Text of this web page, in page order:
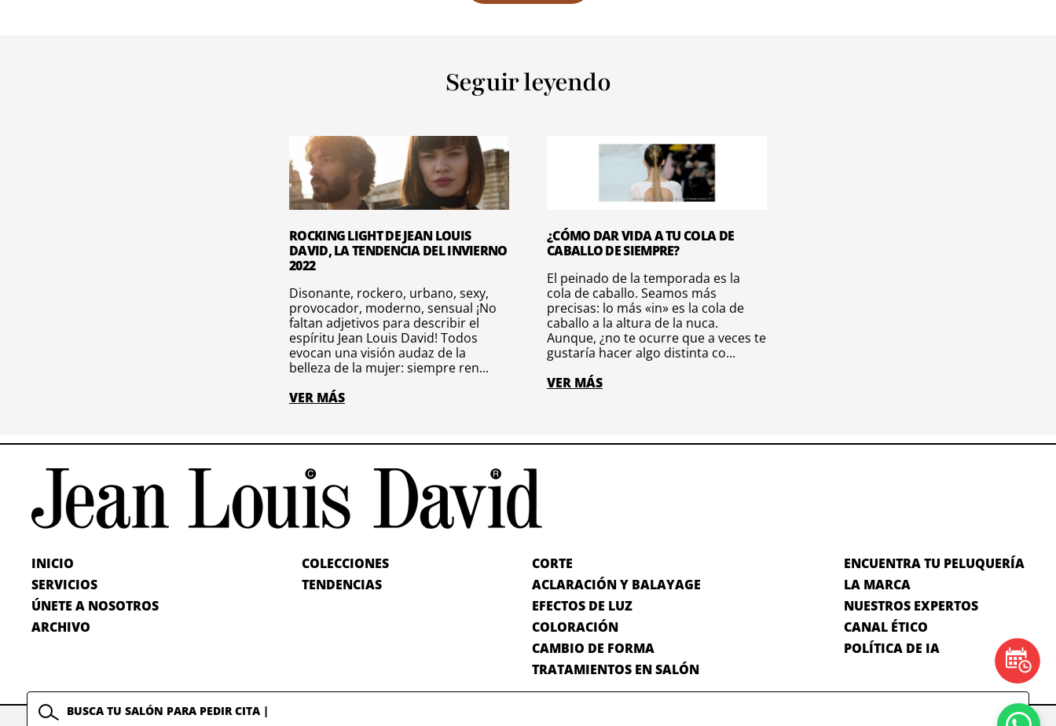
Seguir leyendo
ROCKING LIGHT DE JEAN LOUIS
DAVID, LA TENDENCIA DEL INVIERNO
2022
Disonante, rockero, urbano, sexy,
provocador, moderno, sensual ¡No
faltan adjetivos para describir el
espíritu Jean Louis David! Todos
evocan una visión audaz de la
belleza de la mujer: siempre ren...
VER MÁS
¿CÓMO DAR VIDA A TU COLA DE
CABALLO DE SIEMPRE?
El peinado de la temporada es la
cola de caballo. Seamos más
precisas: lo más «in» es la cola de
caballo a la altura de la nuca.
Aunque, ¿no te ocurre que a veces te
gustaría hacer algo distinta co...
VER MÁS
INICIO
SERVICIOS
ÚNETE A NOSOTROS
ARCHIVO
COLECCIONES
TENDENCIAS
CORTE
ACLARACIÓN Y BALAYAGE
EFECTOS DE LUZ
COLORACIÓN
CAMBIO DE FORMA
TRATAMIENTOS EN SALÓN
ENCUENTRA TU PELUQUERÍA
LA MARCA
NUESTROS EXPERTOS
CANAL ÉTICO
POLÍTICA DE IA